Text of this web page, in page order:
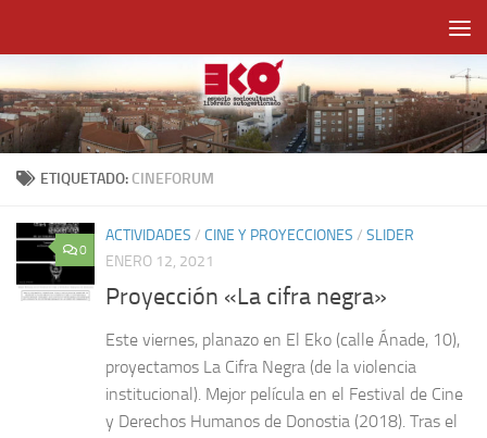
ETIQUETADO: CINEFORUM
0
ACTIVIDADES / CINE Y PROYECCIONES / SLIDER
ENERO 12, 2021
Proyección «La cifra negra»
Este viernes, planazo en El Eko (calle Ánade, 10),
proyectamos La Cifra Negra (de la violencia
institucional). Mejor película en el Festival de Cine
y Derechos Humanos de Donostia (2018). Tras el